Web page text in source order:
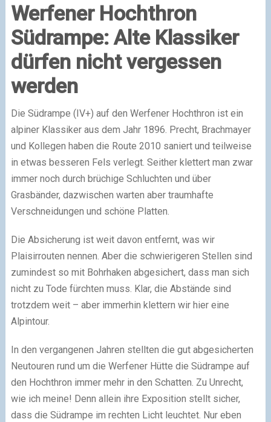
Werfener Hochthron
Südrampe: Alte Klassiker
dürfen nicht vergessen
werden
Die Südrampe (IV+) auf den Werfener Hochthron ist ein
alpiner Klassiker aus dem Jahr 1896. Precht, Brachmayer
und Kollegen haben die Route 2010 saniert und teilweise
in etwas besseren Fels verlegt. Seither klettert man zwar
immer noch durch brüchige Schluchten und über
Grasbänder, dazwischen warten aber traumhafte
Verschneidungen und schöne Platten.
Die Absicherung ist weit davon entfernt, was wir
Plaisirrouten nennen. Aber die schwierigeren Stellen sind
zumindest so mit Bohrhaken abgesichert, dass man sich
nicht zu Tode fürchten muss. Klar, die Abstände sind
trotzdem weit – aber immerhin klettern wir hier eine
Alpintour.
In den vergangenen Jahren stellten die gut abgesicherten
Neutouren rund um die Werfener Hütte die Südrampe auf
den Hochthron immer mehr in den Schatten. Zu Unrecht,
wie ich meine! Denn allein ihre Exposition stellt sicher,
dass die Südrampe im rechten Licht leuchtet. Nur eben